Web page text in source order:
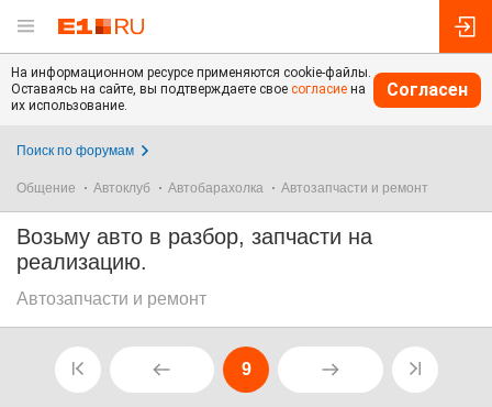
На информационном ресурсе применяются cookie-файлы.
Оставаясь на сайте, вы подтверждаете свое согласие на
их использование.
Согласен
Поиск по форумам
Общение Автоклуб Автобарахолка Автозапчасти и ремонт
Возьму авто в разбор, запчасти на
реализацию.
Автозапчасти и ремонт
9